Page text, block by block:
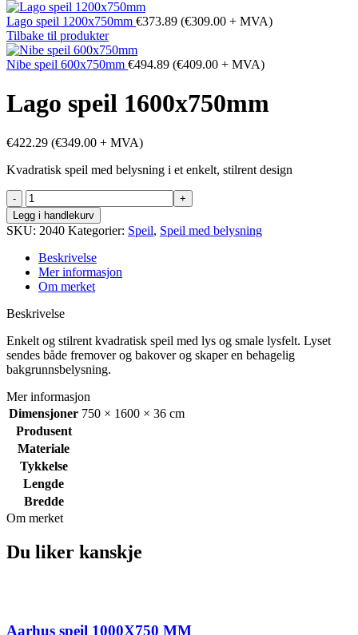
Lago speil 1200x750mm €373.89 (€309.00 + MVA)
Tilbake til produkter
Nibe speil 600x750mm €494.89 (€409.00 + MVA)
Lago speil 1600x750mm
€422.29 (€349.00 + MVA)
Kvadratisk speil med belysning i et enkelt, stilrent design
Lago
speil
1600x750mm
antall
Legg i handlekurv
SKU: 2040 Kategorier: Speil, Speil med belysning
Beskrivelse
Mer informasjon
Om merket
Beskrivelse
Enkelt og stilrent kvadratisk speil med lys og smale lysfelt. Lyset
sendes både fremover og bakover og skaper en behagelig
bakgrunnsbelysning.
Mer informasjon
Dimensjoner 750 × 1600 × 36 cm
Produsent
Materiale
Tykkelse
Lengde
Bredde
Om merket
Du liker kanskje
Aarhus speil 1000X750 MM